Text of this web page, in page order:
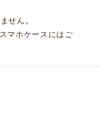
せん。
マホケースにはご